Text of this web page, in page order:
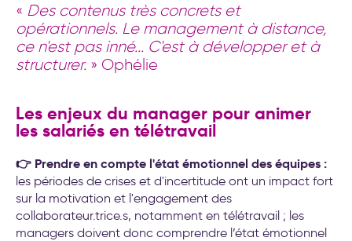
« Des contenus très concrets et
opérationnels. Le management à distance,
ce n'est pas inné... C'est à développer et à
structurer. » Ophélie
Les enjeux du manager pour animer
les salariés en télétravail
👉 Prendre en compte l'état émotionnel des équipes :
les périodes de crises et d'incertitude ont un impact fort
sur la motivation et l'engagement des
collaborateur.trice.s, notamment en télétravail ; les
managers doivent donc comprendre l’état émotionnel